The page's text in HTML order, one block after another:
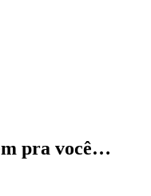
pra você…